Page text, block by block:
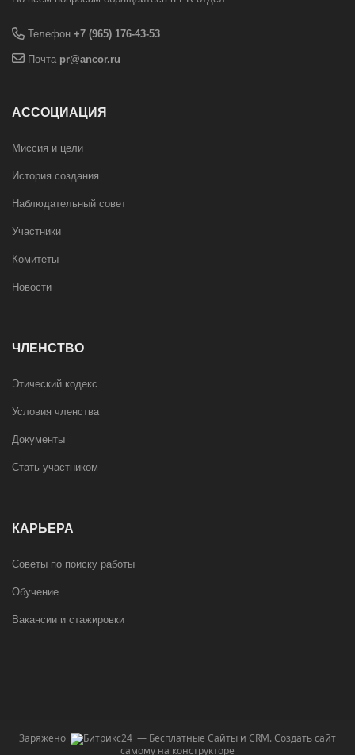
Телефон +7 (965) 176-43-53
Почта pr@ancor.ru
АССОЦИАЦИЯ
Миссия и цели
История создания
Наблюдательный совет
Участники
Комитеты
Новости
ЧЛЕНСТВО
Этический кодекс
Условия членства
Документы
Стать участником
КАРЬЕРА
Советы по поиску работы
Обучение
Вакансии и стажировки
Заряжено — Бесплатные Сайты и CRM.Создать сайт
самому на конструкторе